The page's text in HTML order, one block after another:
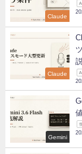
Claude
Claude
説
Gemini